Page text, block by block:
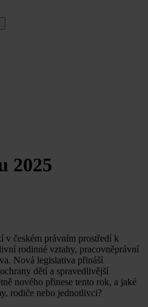
2025
v českém právním prostředí k
rodinné vztahy, pracovněprávní
Nová legislativa přináší
dětí a spravedlivější
nového přinese tento rok, a jaké
rodiče nebo jednotlivci?